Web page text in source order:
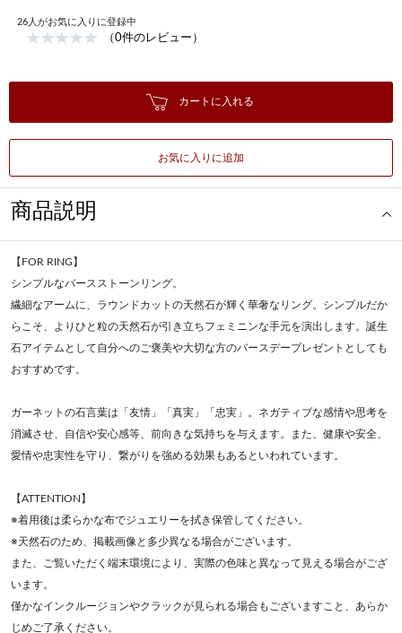
26 人がお気に入りに登録中
（0件のレビュー）
カートに入れる
お気に入りに追加
商品説明
【FOR RING】
シンプルなバースストーンリング。
繊細なアームに、ラウンドカットの天然石が輝く華奢なリング。シンプルだか
らこそ、よりひと粒の天然石が引き立ちフェミニンな手元を演出します。誕生
石アイテムとして自分へのご褒美や大切な方のバースデープレゼントとしても
おすすめです。
ガーネットの石言葉は「友情」「真実」「忠実」。ネガティブな感情や思考を
消滅させ、自信や安心感等、前向きな気持ちを与えます。また、健康や安全、
愛情や忠実性を守り、繋がりを強める効果もあるといわれています。
【ATTENTION】
※着用後は柔らかな布でジュエリーを拭き保管してください。
※天然石のため、掲載画像と多少異なる場合がございます。
また、ご覧いただく端末環境により、実際の色味と異なって見える場合がござ
います。
僅かなインクルージョンやクラックが見られる場合もございますこと、あらか
じめご了承ください。